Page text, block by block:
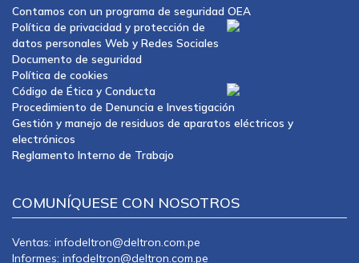
Contamos con un programa de seguridad OEA
Política de privacidad y protección de
datos personales Web y Redes Sociales
Documento de seguridad
Política de cookies
Código de Ética y Conducta
Procedimiento de Denuncia e Investigación
Gestión y manejo de residuos de aparatos eléctricos y
electrónicos
Reglamento Interno de Trabajo
COMUNÍQUESE CON NOSOTROS
Ventas: infodeltron@deltron.com.pe
Informes: infodeltron@deltron.com.pe